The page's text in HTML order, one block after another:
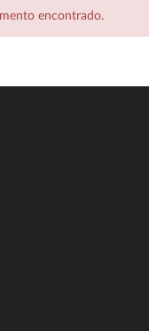
encontrado.